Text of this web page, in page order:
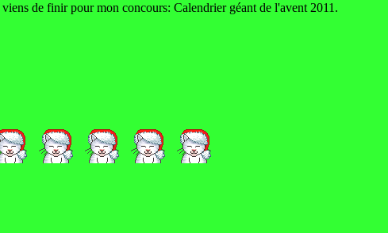
de finir pour mon concours: Calendrier géant de l'avent 2011.